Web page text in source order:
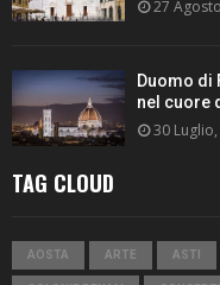
27
Duomo di
nel cuore
30
TAG CLOUD
AOSTA ARTE ASTI